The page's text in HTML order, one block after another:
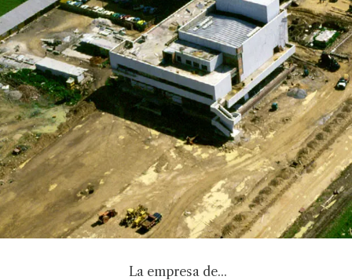
La empresa de...